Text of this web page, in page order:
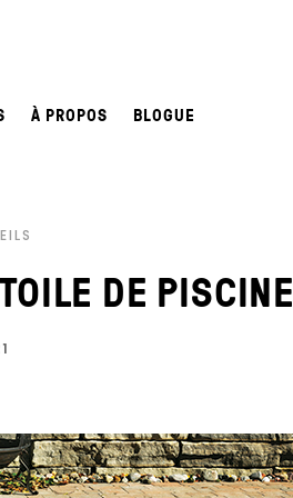
À PROPOS BLOGUE
DE PISCINE